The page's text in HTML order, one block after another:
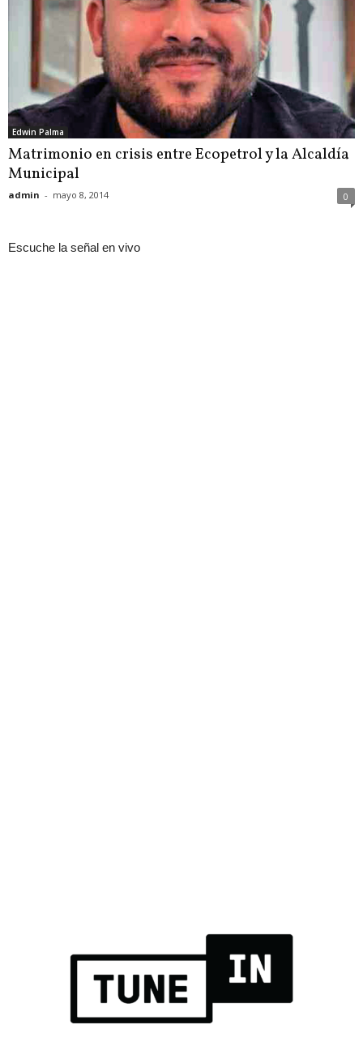
Edwin Palma
Matrimonio en crisis entre Ecopetrol y la Alcaldía
Municipal
admin - mayo 8, 2014 0
Escuche la señal en vivo